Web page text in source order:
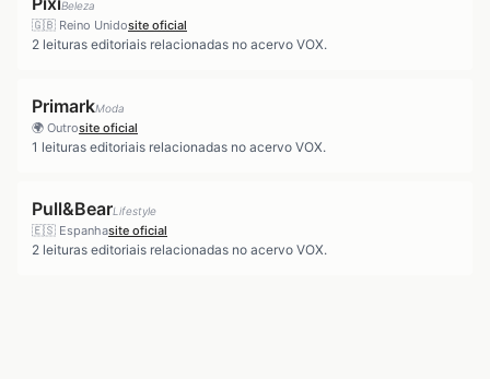
Beleza
🇬🇧 Reino Unidosite oficial
2 leituras editoriais relacionadas no acervo VOX.
PrimarkModa
🌍 Outrosite oficial
1 leituras editoriais relacionadas no acervo VOX.
Pull&BearLifestyle
🇪🇸 Espanhasite oficial
2 leituras editoriais relacionadas no acervo VOX.